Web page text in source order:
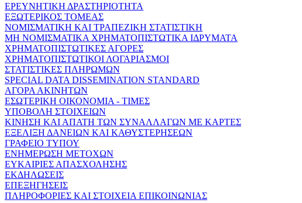
ΕΡΕΥΝΗΤΙΚΗ ΔΡΑΣΤΗΡΙΟΤΗΤΑ
ΕΞΩΤΕΡΙΚΟΣ ΤΟΜΕΑΣ
ΝΟΜΙΣΜΑΤΙΚΗ ΚΑΙ ΤΡΑΠΕΖΙΚΗ ΣΤΑΤΙΣΤΙΚΗ
ΜΗ ΝΟΜΙΣΜΑΤΙΚΑ ΧΡΗΜΑΤΟΠΙΣΤΩΤΙΚΑ ΙΔΡΥΜΑΤΑ
ΧΡΗΜΑΤΟΠΙΣΤΩΤΙΚΕΣ ΑΓΟΡΕΣ
ΧΡΗΜΑΤΟΠΙΣΤΩΤΙΚΟΙ ΛΟΓΑΡΙΑΣΜΟΙ
ΣΤΑΤΙΣΤΙΚΕΣ ΠΛΗΡΩΜΩΝ
SPECIAL DATA DISSEMINATION STANDARD
ΑΓΟΡΑ ΑΚΙΝΗΤΩΝ
ΕΣΩΤΕΡΙΚΗ ΟΙΚΟΝΟΜΙΑ - ΤΙΜΕΣ
ΥΠΟΒΟΛΗ ΣΤΟΙΧΕΙΩΝ
ΚΙΝΗΣΗ ΚΑΙ ΑΠΑΤΗ ΤΩΝ ΣΥΝΑΛΛΑΓΩΝ ΜΕ ΚΑΡΤΕΣ
ΕΞΕΛΙΞΗ ΔΑΝΕΙΩΝ ΚΑΙ ΚΑΘΥΣΤΕΡΗΣΕΩΝ
ΓΡΑΦΕΙΟ ΤΥΠΟΥ
ΕΝΗΜΕΡΩΣΗ ΜΕΤΟΧΩΝ
ΕΥΚΑΙΡΙΕΣ ΑΠΑΣΧΟΛΗΣΗΣ
ΕΚΔΗΛΩΣΕΙΣ
ΕΠΕΞΗΓΗΣΕΙΣ
ΠΛΗΡΟΦΟΡΙΕΣ ΚΑΙ ΣΤΟΙΧΕΙΑ ΕΠΙΚΟΙΝΩΝΙΑΣ